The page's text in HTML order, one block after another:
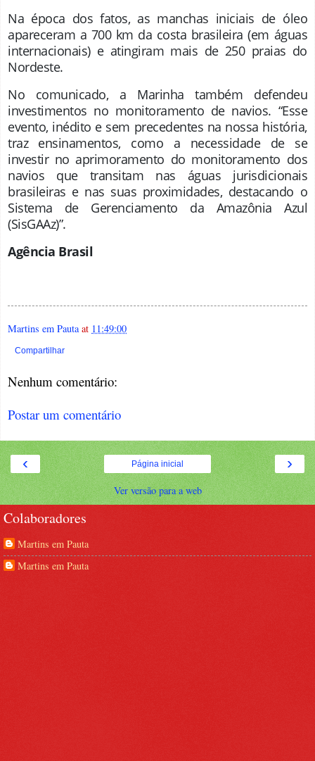
Na época dos fatos, as manchas iniciais de óleo
apareceram a 700 km da costa brasileira (em águas
internacionais) e atingiram mais de 250 praias do
Nordeste.
No comunicado, a Marinha também defendeu
investimentos no monitoramento de navios. “Esse
evento, inédito e sem precedentes na nossa história,
traz ensinamentos, como a necessidade de se
investir no aprimoramento do monitoramento dos
navios que transitam nas águas jurisdicionais
brasileiras e nas suas proximidades, destacando o
Sistema de Gerenciamento da Amazônia Azul
(SisGAAz)”.
Agência Brasil
Martins em Pauta at 11:49:00
Compartilhar
Nenhum comentário:
Postar um comentário
‹ ›
Página inicial
Ver versão para a web
Colaboradores
Martins em Pauta
Martins em Pauta